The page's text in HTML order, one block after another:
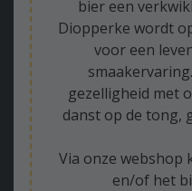
bier een
Diopperke wordt
voor een
gezelligheid met
danst op de tong,
Via onze webshop
en/of het